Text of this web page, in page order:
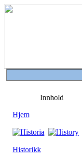
Innhold
Hjem
Historikk